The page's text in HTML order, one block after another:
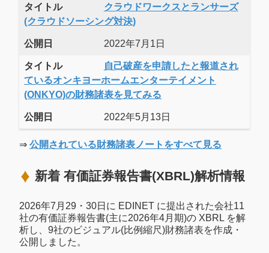
タイトル
クラウドワークスとランサーズ
(クラウドソーシング対決)
公開日 2022年7月1日
タイトル
自己破産を申請したと報道され
ているオンキヨーホームエンターテイメント
(ONKYO)の財務諸表を見てみる
公開日 2022年5月13日
⇒ 公開されている財務諸表ノートをすべて見る
新着 有価証券報告書(XBRL)解析情報
2026年7月29・30日に EDINET に提出された会社11
社の有価証券報告書(主に2026年4月期)の XBRL を解
析し、9社のビジュアル(比例縮尺)財務諸表を作成・
公開しました。